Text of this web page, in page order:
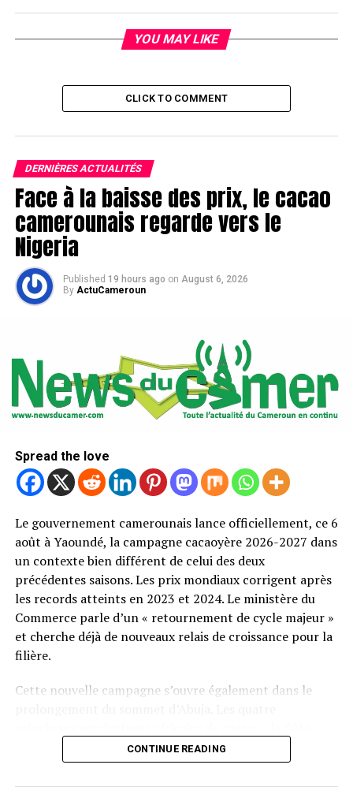
YOU MAY LIKE
CLICK TO COMMENT
DERNIÈRES ACTUALITÉS
Face à la baisse des prix, le cacao
camerounais regarde vers le
Nigeria
Published 19 hours ago on August 6, 2026
By ActuCameroun
Spread the love
Le gouvernement camerounais lance officiellement, ce 6
août à Yaoundé, la campagne cacaoyère 2026-2027 dans
un contexte bien différent de celui des deux
précédentes saisons. Les prix mondiaux corrigent après
les records atteints en 2023 et 2024. Le ministère du
Commerce parle d’un « retournement de cycle majeur »
et cherche déjà de nouveaux relais de croissance pour la
filière.
Cette nouvelle campagne s’ouvre également dans le
d’Ivoire, le Ghana, le Cameroun et le Nigeria — y ont
affiché une ambition commune : transformer davantage
CONTINUE READING